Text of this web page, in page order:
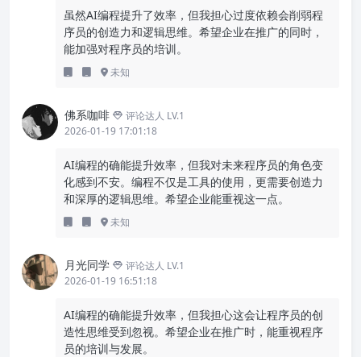
虽然AI编程提升了效率，但我担心过度依赖会削弱程
序员的创造力和逻辑思维。希望企业在推广的同时，
能加强对程序员的培训。
未知
佛系咖啡
评论达人 LV.1
2026-01-19 17:01:18
AI编程的确能提升效率，但我对未来程序员的角色变
化感到不安。编程不仅是工具的使用，更需要创造力
和深厚的逻辑思维。希望企业能重视这一点。
未知
月光同学
评论达人 LV.1
2026-01-19 16:51:18
AI编程的确能提升效率，但我担心这会让程序员的创
造性思维受到忽视。希望企业在推广时，能重视程序
员的培训与发展。